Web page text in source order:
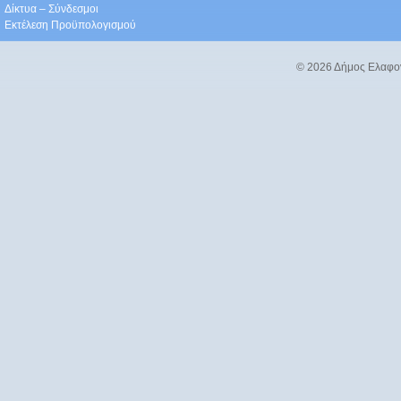
Δίκτυα – Σύνδεσμοι
Εκτέλεση Προϋπολογισμού
© 2026 Δήμος